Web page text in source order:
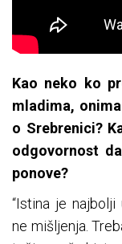
Kao neko ko
mladima,
o Srebrenici?
odgovornost
ponove?
“Istina je
ne mišljenja.